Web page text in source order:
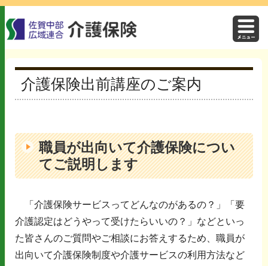
介護保険出前講座のご案内
職員が出向いて介護保険につい
てご説明します
「介護保険サービスってどんなのがあるの？」「要
介護認定はどうやって受けたらいいの？」などといっ
た皆さんのご質問やご相談にお答えするため、職員が
出向いて介護保険制度や介護サービスの利用方法など